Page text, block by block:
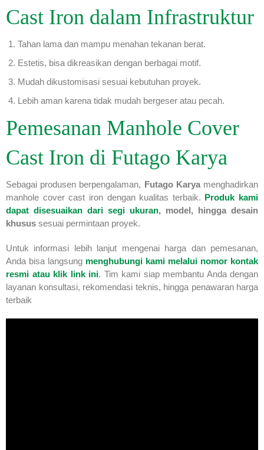
Cast Iron dalam Infrastruktur
Tahan lama dan mampu menahan tekanan berat.
Estetis, bisa dikreasikan dengan berbagai motif.
Mudah dikustomisasi sesuai kebutuhan proyek.
Lebih aman karena tidak mudah bergeser atau pecah.
Pemesanan Manhole Cover
Cast Iron di Futago Karya
Sebagai produsen berpengalaman, Futago Karyamenghadirkan
manhole cover cast iron dengan kualitas terbaik. Produk kami
dapat disesuaikan dari segi ukuran, model, hingga desain
khusus sesuai permintaan proyek.
Untuk informasi lebih lanjut mengenai harga dan pemesanan,
Anda bisa langsung menghubungi kami melalui nomor kontak
resmi atau klik link ini. Tim kami siap membantu Anda dengan
layanan konsultasi, rekomendasi teknis, hingga penawaran harga
terbaik